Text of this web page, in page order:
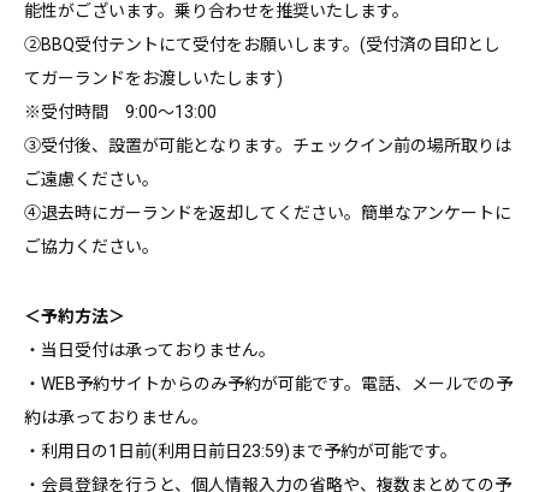
能性がございます。乗り合わせを推奨いたします。
②BBQ受付テントにて受付をお願いします。(受付済の目印とし
てガーランドをお渡しいたします)
※受付時間 9:00～13:00
③受付後、設置が可能となります。チェックイン前の場所取りは
ご遠慮ください。
④退去時にガーランドを返却してください。簡単なアンケートに
ご協力ください。
＜予約方法＞
・当日受付は承っておりません。
・WEB予約サイトからのみ予約が可能です。電話、メールでの予
約は承っておりません。
・利用日の1日前(利用日前日23:59)まで予約が可能です。
・会員登録を行うと、個人情報入力の省略や、複数まとめての予